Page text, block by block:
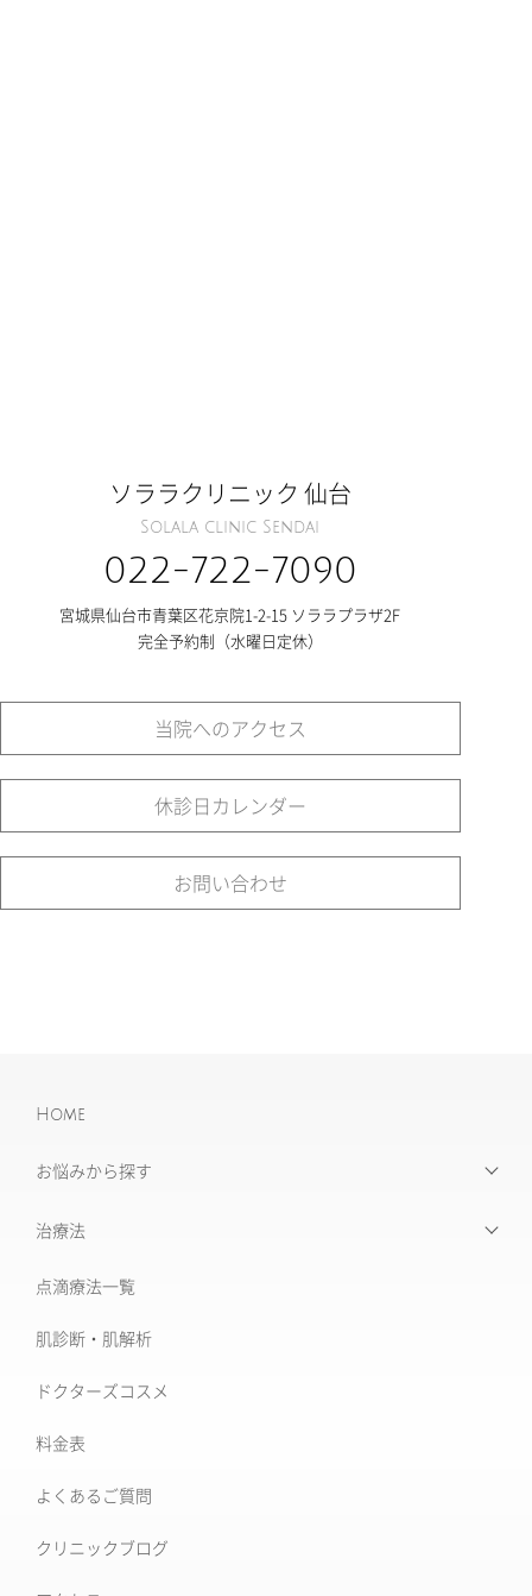
ソララクリニック 仙台
Solala clinic Sendai
022-722-7090
宮城県仙台市青葉区花京院1-2-15 ソララプラザ2F
完全予約制（水曜日定休）
当院へのアクセス
休診日カレンダー
お問い合わせ
Home
お悩みから探す
【お悩みから探す】INDEX
たるみ治療
美肌治療・肌育
シミ取り治療
治療法
治療機器・設備一覧
フォトナ6D/4D
ソフウェーブ
XERF (ザーフ)
ワンダーフェイスプロ
ルビーフラクショナル
点滴療法一覧
肌診断・肌解析
ドクターズコスメ
料金表
よくあるご質問
クリニックブログ